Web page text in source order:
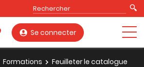
Se connecter
Formations
Feuilleter le catalogue